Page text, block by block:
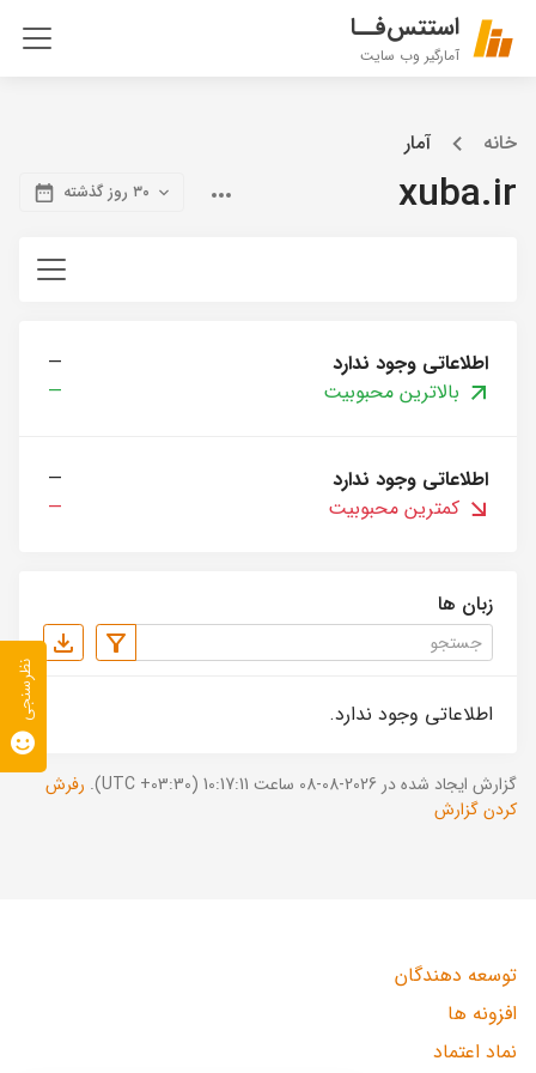
استتس‌فــا
آمارگیر وب سایت
خانه آمار
xuba.ir ۳۰ روز گذشته
اطلاعاتی وجود ندارد
—
بالاترین محبوبیت
—
اطلاعاتی وجود ندارد
—
کمترین محبوبیت
—
زبان ها
اطلاعاتی وجود ندارد.
گزارش ایجاد شده در 2026-08-08 ساعت 10:17:11 (UTC +03:30).
رفرش
کردن گزارش
توسعه دهندگان
افزونه ها
نماد اعتماد
نظرسنجی